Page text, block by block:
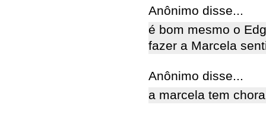
Anônimo disse...
é bom mesmo o
fazer a Marcela
Anônimo disse...
a marcela tem